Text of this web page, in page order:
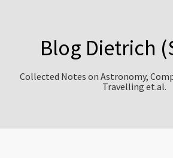
Blog Dietrich
Collected Notes on Astronomy,
Travelling et.al.